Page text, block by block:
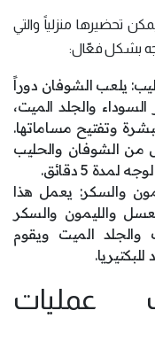
تحضيرها منزلياً والتي
بشكل فعّال:
يلعب الشوفان دوراً
والجلد الميت،
وتفتيح مساماتها.
من الشوفان والحليب
5 دقائق.
والسكر: يعمل هذا
والليمون والسكر
الميت ويقوم
عمليات